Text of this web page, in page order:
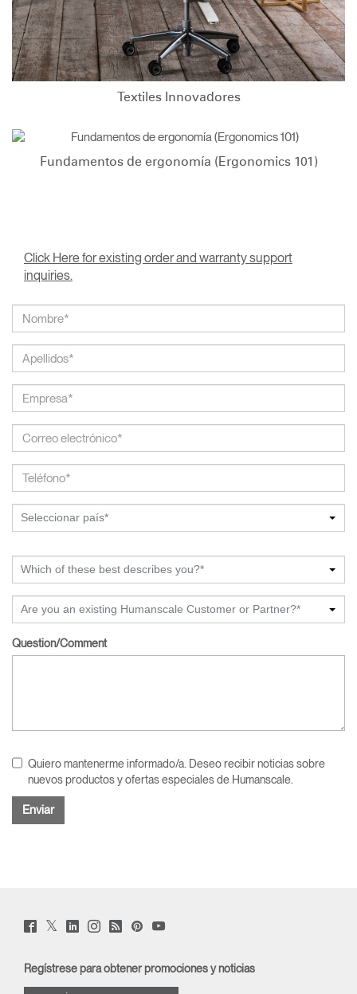
Textiles Innovadores
Fundamentos de ergonomía (Ergonomics 101)
Click Here for existing order and warranty support
inquiries.
Seleccionar país*
Which of these best describes you?*
Are you an existing Humanscale Customer or Partner?*
Question/Comment
Quiero mantenerme informado/a. Deseo recibir noticias sobre
nuevos productos y ofertas especiales de Humanscale.
Facebook
(opens
Twitter
(opens
LinkedIn
(opens
Instagram
(opens
Humanscale
Blog
window)
PinterstYouTube
Regístrese para obtener promociones y noticias